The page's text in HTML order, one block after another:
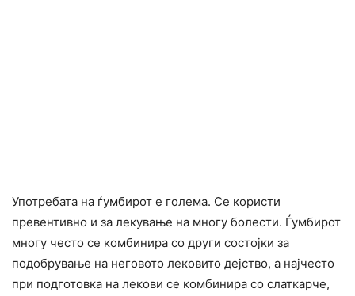
Употребата на ѓумбирот е голема. Се користи
превентивно и за лекување на многу болести. Ѓумбирот
многу често се комбинира со други состојки за
подобрување на неговото лековито дејство, а најчесто
при подготовка на лекови се комбинира со слаткарче,